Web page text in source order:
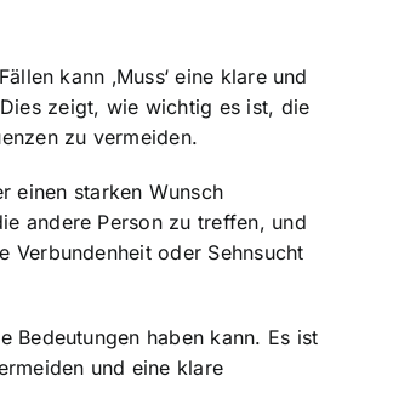
kann ‚Muss‘ eine klare und
zeigt, wie wichtig es ist, die
zu vermeiden.
einen starken Wunsch
andere Person zu treffen, und
Verbundenheit oder Sehnsucht
Bedeutungen haben kann. Es ist
und eine klare